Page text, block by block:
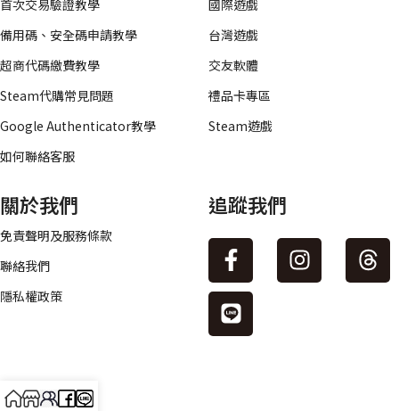
首次交易驗證教學
備用碼、安全碼申請教學
超商代碼繳費教學
Steam代購常見問題
Google Authenticator教學
如何聯絡客服
國際遊戲
台灣遊戲
交友軟體
禮品卡專區
Steam遊戲
關於我們
免責聲明及服務條款
聯絡我們
隱私權政策
追蹤我們